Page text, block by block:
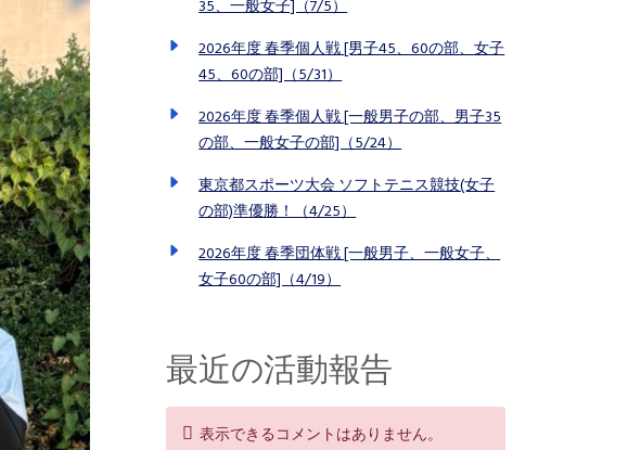
35、一般女子]（7/5）
2026年度 春季個人戦 [男子45、60の部、女子
45、60の部]（5/31）
2026年度 春季個人戦 [一般男子の部、男子35
の部、一般女子の部]（5/24）
東京都スポーツ大会 ソフトテニス競技(女子
の部)準優勝！（4/25）
2026年度 春季団体戦 [一般男子、一般女子、
女子60の部]（4/19）
最近の活動報告
表示できるコメントはありません。